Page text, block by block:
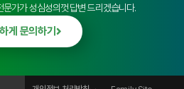
문가가 성심성의껏 답변 드리겠습니다.
게 문의하기